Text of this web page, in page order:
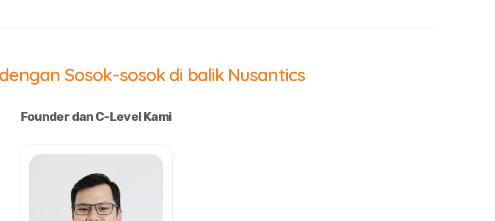
Sosok-sosok di balik Nusantics
Founder dan C-Level Kami